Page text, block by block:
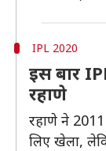
IPL 2020
इस बार
रहाणे
रहाणे ने
लिए खेला,